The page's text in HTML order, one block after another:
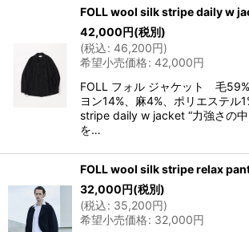
絞り込む
FOLL wool silk stripe daily w
42,000円(税別)
(税込: 46,200円)
希望小売価格: 42,000円
FOLL フォル ジャケット 毛
ヨン14%、麻4%、ポリエステル
stripe daily w jacket “力強さの中
を…
FOLL wool silk stripe relax
32,000円(税別)
(税込: 35,200円)
希望小売価格: 32,000円